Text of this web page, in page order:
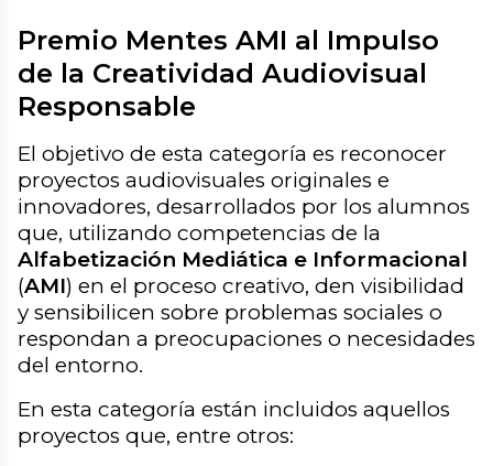
Premio Mentes AMI al Impulso
de la Creatividad Audiovisual
Responsable
El objetivo de esta categoría es reconocer
proyectos audiovisuales originales e
innovadores, desarrollados por los alumnos
que, utilizando competencias de la
Alfabetización Mediática e Informacional
(AMI) en el proceso creativo, den visibilidad
y sensibilicen sobre problemas sociales o
respondan a preocupaciones o necesidades
del entorno.
En esta categoría están incluidos aquellos
proyectos que, entre otros: